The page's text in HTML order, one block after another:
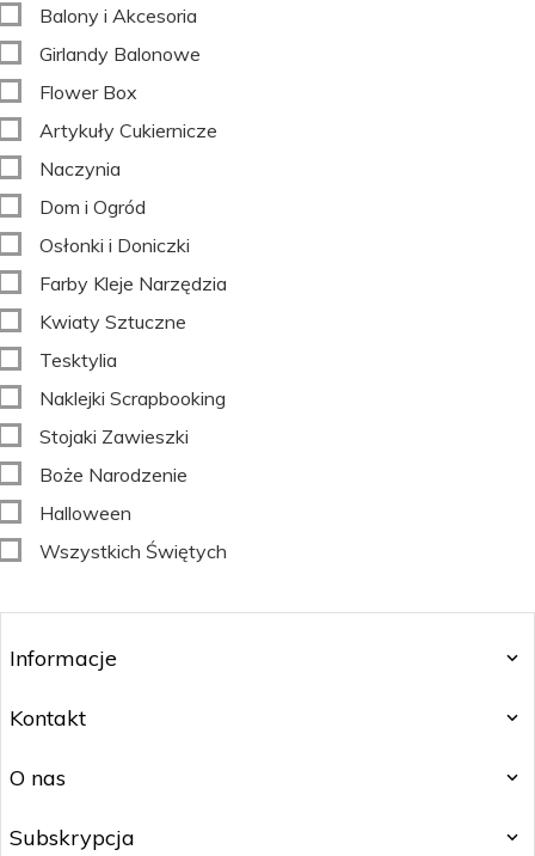
Balony i Akcesoria
Girlandy Balonowe
Flower Box
Artykuły Cukiernicze
Naczynia
Dom i Ogród
Osłonki i Doniczki
Farby Kleje Narzędzia
Kwiaty Sztuczne
Tesktylia
Naklejki Scrapbooking
Stojaki Zawieszki
Boże Narodzenie
Halloween
Wszystkich Świętych
Informacje
Kontakt
O nas
Subskrypcja